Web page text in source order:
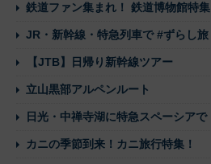
鉄道ファン集まれ！ 鉄道博物館特集
JR・新幹線・特急列車で #ずらし旅
【JTB】日帰り新幹線ツアー
立山黒部アルペンルート
日光・中禅寺湖に特急スペーシアで
カニの季節到来！カニ旅行特集！